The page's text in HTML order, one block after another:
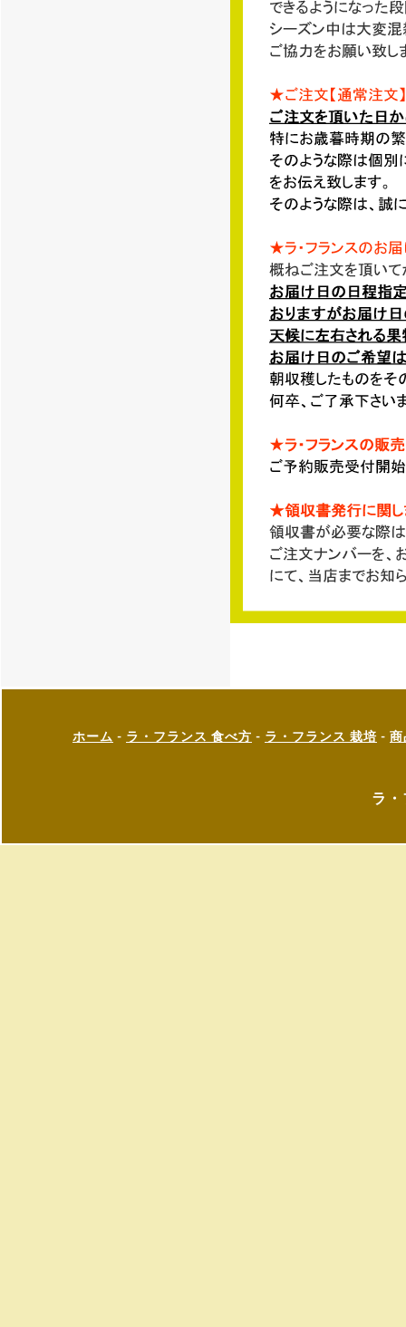
ホーム - ラ・フランス 食べ方 - ラ・フランス 栽培 - 商
ラ・